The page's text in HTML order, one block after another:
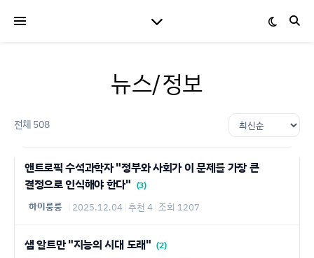
뉴스/정보
전체 508
앤트로픽 수석과학자 "정부와 사회가 이 문제를 가장 큰
결정으로 인식해야 한다" (3)
하이룽룽 2025.12.04 추천 4 조회 1207
샘 알트만 "지능의 시대 도래" (2)